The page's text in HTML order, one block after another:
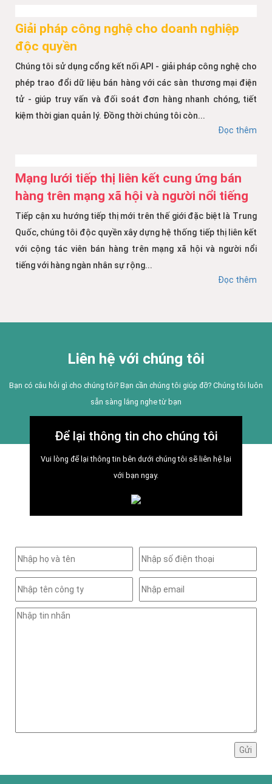
Giải pháp công nghệ cho doanh nghiệp
độc quyền
Chúng tôi sử dụng cổng kết nối API - giải pháp công nghệ cho
phép trao đổi dữ liệu bán hàng với các sàn thương mại điện
tử - giúp truy vấn và đối soát đơn hàng nhanh chóng, tiết
kiệm thời gian quản lý. Đồng thời chúng tôi còn...
Đọc thêm
Mạng lưới tiếp thị liên kết cung ứng bán
hàng trên mạng xã hội và người nổi tiếng
Tiếp cận xu hướng tiếp thị mới trên thế giới đặc biệt là Trung
Quốc, chúng tôi độc quyền xây dựng hệ thống tiếp thị liên kết
với cộng tác viên bán hàng trên mạng xã hội và người nổi
tiếng với hàng ngàn nhân sự rộng...
Đọc thêm
Liên hệ với chúng tôi
Bạn có câu hỏi gì cho chúng tôi? Bạn cần chúng tôi giúp đỡ? Chúng tôi luôn
sẵn sàng lắng nghe từ bạn
Để lại thông tin cho chúng tôi
Vui lòng để lại thông tin bên dưới chúng tôi sẽ liên hệ lại
với bạn ngay.